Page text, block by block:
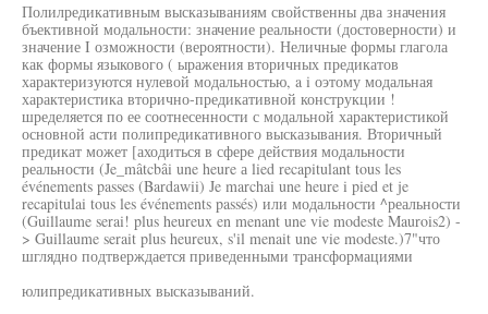
Полилредикативным высказываниям свойственны два значения
бъективной модальности: значение реальности (достоверности) и
значение I озможности (вероятности). Неличные формы глагола
как формы языкового ( ыражения вторичных предикатов
характеризуются нулевой модальностью, a i оэтому модальная
характеристика вторично-предикативной конструкции !
шределяется по ее соотнесенности с модальной характеристикой
основной асти полипредикативного высказывания. Вторичный
предикат может [аходиться в сфере действия модальности
реальности (Je_mâtcbâi une heure а lied recapitulant tous les
événements passes (Bardawii) Je marchai une heure i pied et je
recapitulai tous les événements passés) или модальности ^реальности
(Guillaume serai! plus heureux en menant une vie modeste Maurois2) -
> Guillaume serait plus heureux, s'il menait une vie modeste.)7"что
шглядно подтверждается приведенными трансформациями
юлипредикативных высказываний.